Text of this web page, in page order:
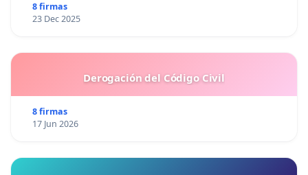
8 firmas
23 Dec 2025
Derogación del Código Civil
8 firmas
17 Jun 2026